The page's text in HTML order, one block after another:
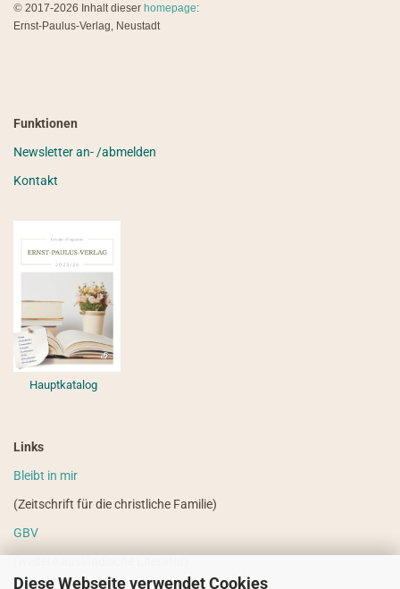
Diese Webseite verwendet Cookies
© 2017-2026 Inhalt dieser homepage:
Ernst-Paulus-Verlag, Neustadt
Funktionen
Newsletter an- /abmelden
Kontakt
Hauptkatalog
Links
Bleibt in mir
(Zeitschrift für die christliche Familie)
GBV